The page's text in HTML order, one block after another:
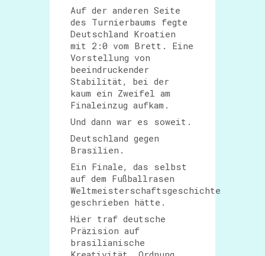
Auf der anderen Seite
des Turnierbaums fegte
Deutschland Kroatien
mit 2:0 vom Brett. Eine
Vorstellung von
beeindruckender
Stabilität, bei der
kaum ein Zweifel am
Finaleinzug aufkam.
Und dann war es soweit.
Deutschland gegen
Brasilien.
Ein Finale, das selbst
auf dem Fußballrasen
Weltmeisterschaftsgeschichte
geschrieben hätte.
Hier traf deutsche
Präzision auf
brasilianische